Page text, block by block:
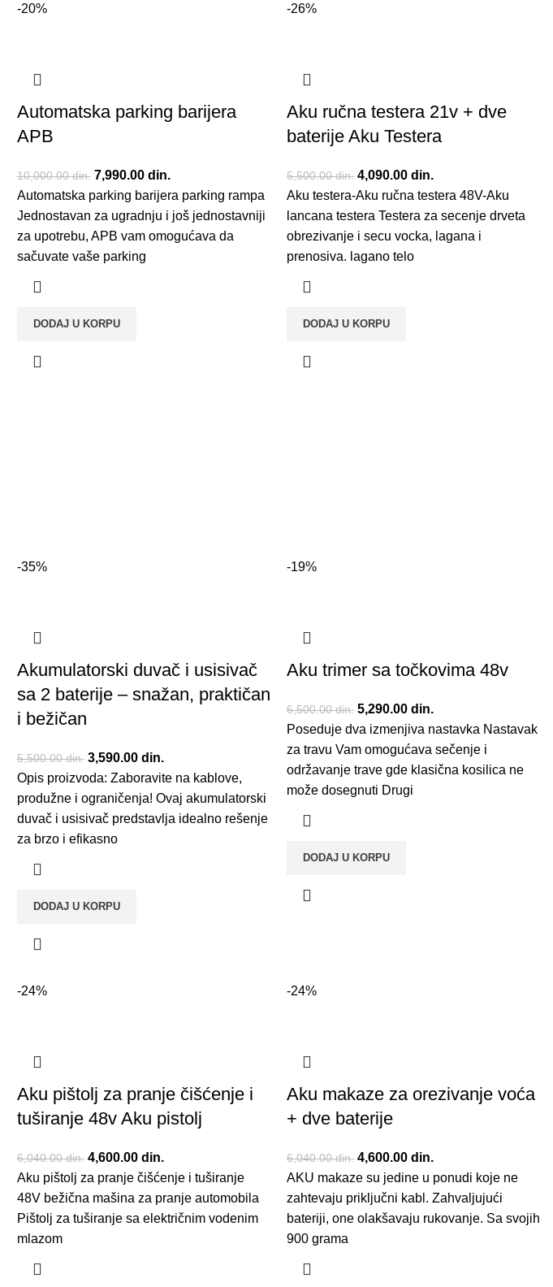
-20%
Automatska parking barijera
APB
10,000.00din. Originalna cena je bila:
10,000.00 din..
7,990.00 din.Trenutna cena je:
7,990.00 din..
Automatska parking barijera parking rampa
Jednostavan za ugradnju i još jednostavniji
za upotrebu, APB vam omogućava da
sačuvate vaše parking
DODAJ U KORPU
-26%
Aku ručna testera 21v + dve
baterije Aku Testera
5,500.00din. Originalna cena je bila:
5,500.00 din..
4,090.00din.
4,090.00 din..
Aku testera-Aku ručna testera 48V-Aku
lancana testera Testera za secenje drveta
obrezivanje i secu vocka, lagana i
prenosiva. lagano telo
DODAJ U KORPU
-35%
Akumulatorski duvač i usisivač
sa 2 baterije – snažan, praktičan
i bežičan
5,500.00din. Originalna cena je bila:
5,500.00 din..
3,590.00 din.Trenutna cena je:
3,590.00 din..
Opis proizvoda: Zaboravite na kablove,
produžne i ograničenja! Ovaj akumulatorski
duvač i usisivač predstavlja idealno rešenje
za brzo i efikasno
DODAJ U KORPU
-19%
Aku trimer sa točkovima 48v
6,500.00din. Originalna cena je bila:
6,500.00 din..
5,290.00din.
5,290.00 din..
Poseduje dva izmenjiva nastavka Nastavak
za travu Vam omogućava sečenje i
održavanje trave gde klasična kosilica ne
može dosegnuti Drugi
DODAJ U KORPU
-24%
Aku pištolj za pranje čišćenje i
tuširanje 48v Aku pistolj
6,040.00din. Originalna cena je bila:
6,040.00 din..
4,600.00 din.Trenutna cena je:
4,600.00 din..
Aku pištolj za pranje čišćenje i tuširanje
48V bežična mašina za pranje automobila
Pištolj za tuširanje sa električnim vodenim
mlazom
-24%
Aku makaze za orezivanje voća
+ dve baterije
6,040.00din. Originalna cena je bila:
6,040.00 din..
4,600.00din.
4,600.00 din..
AKU makaze su jedine u ponudi koje ne
zahtevaju priključni kabl. Zahvaljujući
bateriji, one olakšavaju rukovanje. Sa svojih
900 grama